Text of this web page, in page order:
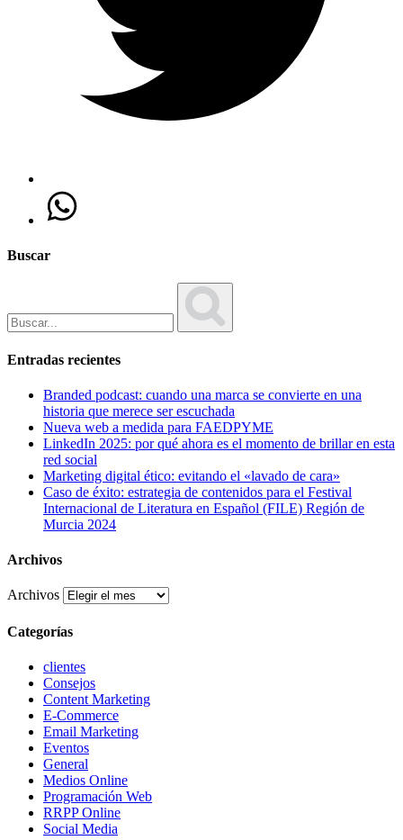
Buscar
Entradas recientes
Branded podcast: cuando una marca se convierte en una
historia que merece ser escuchada
Nueva web a medida para FAEDPYME
LinkedIn 2025: por qué ahora es el momento de brillar en esta
red social
Marketing digital ético: evitando el «lavado de cara»
Caso de éxito: estrategia de contenidos para el Festival
Internacional de Literatura en Español (FILE) Región de
Murcia 2024
Archivos
Archivos
Categorías
clientes
Consejos
Content Marketing
E-Commerce
Email Marketing
Eventos
General
Medios Online
Programación Web
RRPP Online
Social Media